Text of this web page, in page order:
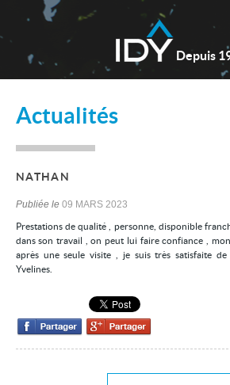
Depuis
Nos valeurs
Nos actualités
Les témoignages
Mes sélections
Nos biens
Actualités
NATHAN
Publiée le 09 MARS 2023
Prestations de qualité , personne, disponible
dans son travail , on peut lui faire confiance ,
après une seule visite , je suis très satisfaite de
Yvelines.